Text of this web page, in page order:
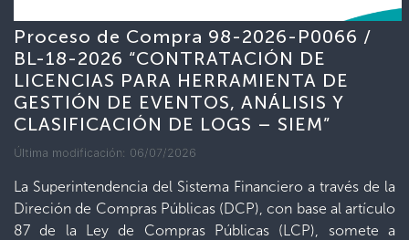
Proceso de Compra 98-2026-P0066 /
BL-18-2026 “CONTRATACIÓN DE
LICENCIAS PARA HERRAMIENTA DE
GESTIÓN DE EVENTOS, ANÁLISIS Y
CLASIFICACIÓN DE LOGS – SIEM”
Última modificación: 06/07/2026
La Superintendencia del Sistema Financiero a través de la
Direción de Compras Públicas (DCP), con base al artículo
87 de la Ley de Compras Públicas (LCP), somete a